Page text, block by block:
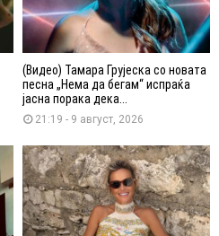
(Видео) Тамара Грујеска со новата
песна „Нема да бегам“ испраќа
јасна порака дека...
21:19 - 9 август, 2026